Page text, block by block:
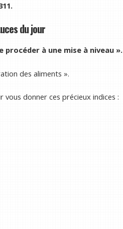
du jour
procéder à une mise à niveau ».
des aliments ».
donner ces précieux indices :